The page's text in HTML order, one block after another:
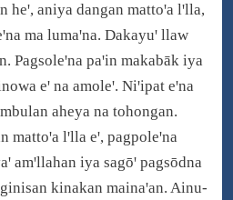
heꞌ, aniya dangan mattoꞌa lꞌlla,
ma lumaꞌna. Dakayuꞌ llaw
Pagsoleꞌna paꞌin makabāk iya
eꞌ na amoleꞌ. Niꞌipat eꞌna
aheya na tohongan.
mattoꞌa lꞌlla eꞌ, pagpoleꞌna
amꞌllahan iya sagōꞌ pagsōdna
ginisan kinakan mainaꞌan. Ainu-